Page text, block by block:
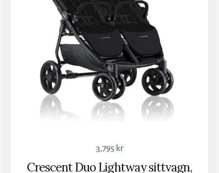
3,795 kr
Crescent Duo Lightway sittvagn,